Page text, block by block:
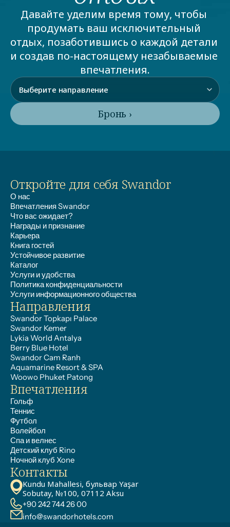
Давайте уделим время тому, чтобы
продумать ваш исключительный
отдых, позаботившись о каждой детали
и создав по-настоящему незабываемые
впечатления.
Бронь ›
Откройте для себя Swandor
О нас
Впечатления Swandor
Что вас ожидает?
Награды и признание
Карьера
Книга гостей
Устойчивое развитие
Каталог
Услуги и удобства
Политика конфиденциальности
Услуги информационного общества
Направления
Swandor Topkapı Palace
Swandor Kemer
Lykia World Antalya
Berry Blue Hotel
Swandor Cam Ranh
Aquamarine Resort & SPA
Woowo Phuket Patong
Впечатления
Гольф
Теннис
Футбол
Волейбол
Спа и велнес
Детский клуб Rino
Ночной клуб Xone
Контакты
Kundu Mahallesi, бульвар Yaşar
Sobutay, №100, 07112 Aksu
+90 242 744 26 00
info@swandorhotels.com